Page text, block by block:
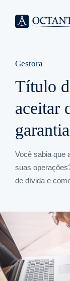
Gestora
Título
aceitar
Você sabia que
suas
de dívida e